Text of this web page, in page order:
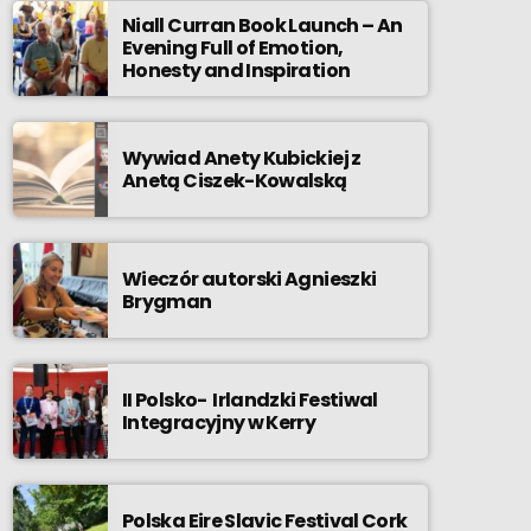
Niall Curran Book Launch – An
Evening Full of Emotion,
Honesty and Inspiration
Wywiad Anety Kubickiej z
Anetą Ciszek-Kowalską
Wieczór autorski Agnieszki
Brygman
II Polsko- Irlandzki Festiwal
Integracyjny w Kerry
Polska Eire Slavic Festival Cork